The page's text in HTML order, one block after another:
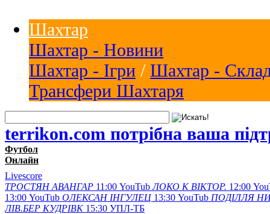
Шахтар
Шахтар - Новини
Шахтар - Ігри / Шахтар -
Трансфери Шахтаря
terrikon.com потрібна ваша
Футбол
Онлайн
Livescore
ТРОСТЯН АВАНГАР 11:00 YouTub ЛОКО К ВІКТОР. 12:00
13:00 YouTub ОЛЕКСАН ІНГУЛЕЦ 13:30 YouTub ПОДІЛЛЯ
ЛІВ.БЕР КУДРІВК 15:30 УПЛ-ТБ